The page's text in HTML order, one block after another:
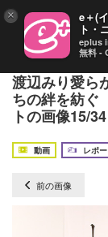
ゲームリリ
渡辺みり愛ら
ちの絆を紡
トの画像15/34
動画
レポー
前の画像
× e＋(
ト・
eplus
無料 -